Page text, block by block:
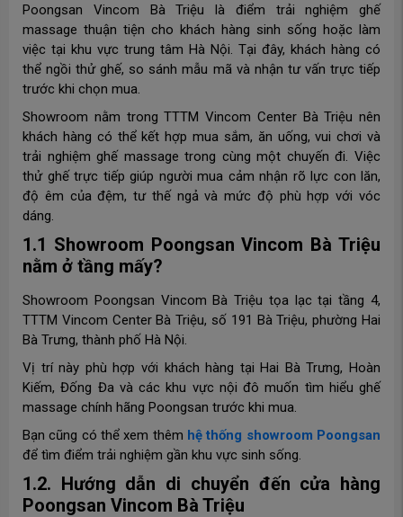
Poongsan Vincom Bà Triệu là điểm trải nghiệm ghế
massage thuận tiện cho khách hàng sinh sống hoặc làm
việc tại khu vực trung tâm Hà Nội. Tại đây, khách hàng có
thể ngồi thử ghế, so sánh mẫu mã và nhận tư vấn trực tiếp
trước khi chọn mua.
Showroom nằm trong TTTM Vincom Center Bà Triệu nên
khách hàng có thể kết hợp mua sắm, ăn uống, vui chơi và
trải nghiệm ghế massage trong cùng một chuyến đi. Việc
thử ghế trực tiếp giúp người mua cảm nhận rõ lực con lăn,
độ êm của đệm, tư thế ngả và mức độ phù hợp với vóc
dáng.
1.1 Showroom Poongsan Vincom Bà Triệu
nằm ở tầng mấy?
Showroom Poongsan Vincom Bà Triệu tọa lạc tại tầng 4,
TTTM Vincom Center Bà Triệu, số 191 Bà Triệu, phường Hai
Bà Trưng, thành phố Hà Nội.
Vị trí này phù hợp với khách hàng tại Hai Bà Trưng, Hoàn
Kiếm, Đống Đa và các khu vực nội đô muốn tìm hiểu ghế
massage chính hãng Poongsan trước khi mua.
Bạn cũng có thể xem thêm hệ thống showroom Poongsan
để tìm điểm trải nghiệm gần khu vực sinh sống.
1.2. Hướng dẫn di chuyển đến cửa hàng
Poongsan Vincom Bà Triệu